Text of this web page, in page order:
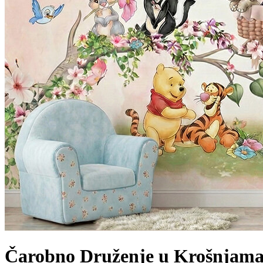
Čarobno Druženje u